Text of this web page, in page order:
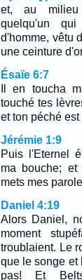
et, au milieu
quelqu'un
d'homme, vêtu
une ceinture
Ésaïe 6:7
Il en toucha
touché tes
et ton péché est
Jérémie 1:9
Puis l'Eternel
ma bouche;
mets mes
Daniel 4:19
Alors Daniel,
moment
troublaient. Le
que le songe et
pas! Et